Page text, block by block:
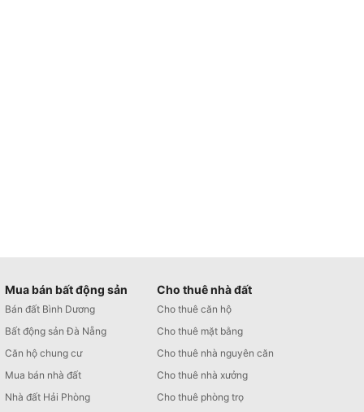
Mua bán bất động sản
Bán đất Bình Dương
Bất động sản Đà Nẵng
Căn hộ chung cư
Mua bán nhà đất
Nhà đất Hải Phòng
Cho thuê nhà đất
Cho thuê căn hộ
Cho thuê mặt bằng
Cho thuê nhà nguyên căn
Cho thuê nhà xưởng
Cho thuê phòng trọ